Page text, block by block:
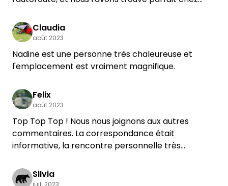
ont trouvé la grande prairie clôturée pour chiens
super pour se défouler. Nous avions un bel
emplacement avec électricité et vue sur la
verdure. La possibilité d'utiliser les toilettes était
également très agréable. Nous reviendrons
prochain voyage. La communication avec Nadine
s'est déroulée sans problème via WhatsApp.
L'emplacement se trouve à environ 4 km de
l'autoroute.
Claudia
août 2023
Nadine est une personne très chaleureuse et
l'emplacement est vraiment magnifique.
Felix
août 2023
Top Top Top ! Nous nous joignons aux autres
commentaires. La correspondance était
informative, la rencontre personnelle très
Nous avons campé 3 nuits sur la prairie protégée,
clôturée et à l'abri des regards. C'était super et
Silvia
juil. 2023